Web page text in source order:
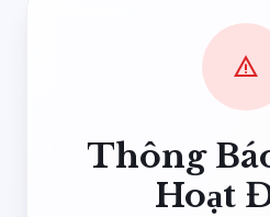
warning
Thông
Hoạt